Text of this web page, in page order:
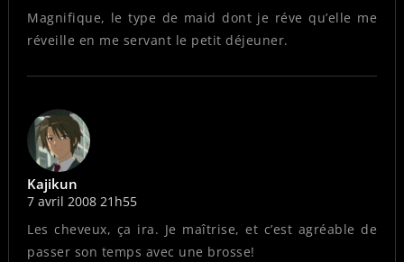
Magnifique, le type de maid dont je réve qu’elle me
réveille en me servant le petit déjeuner.
Kajikun
7 avril 2008 21h55
Les cheveux, ça ira. Je maîtrise, et c’est agréable de
passer son temps avec une brosse!